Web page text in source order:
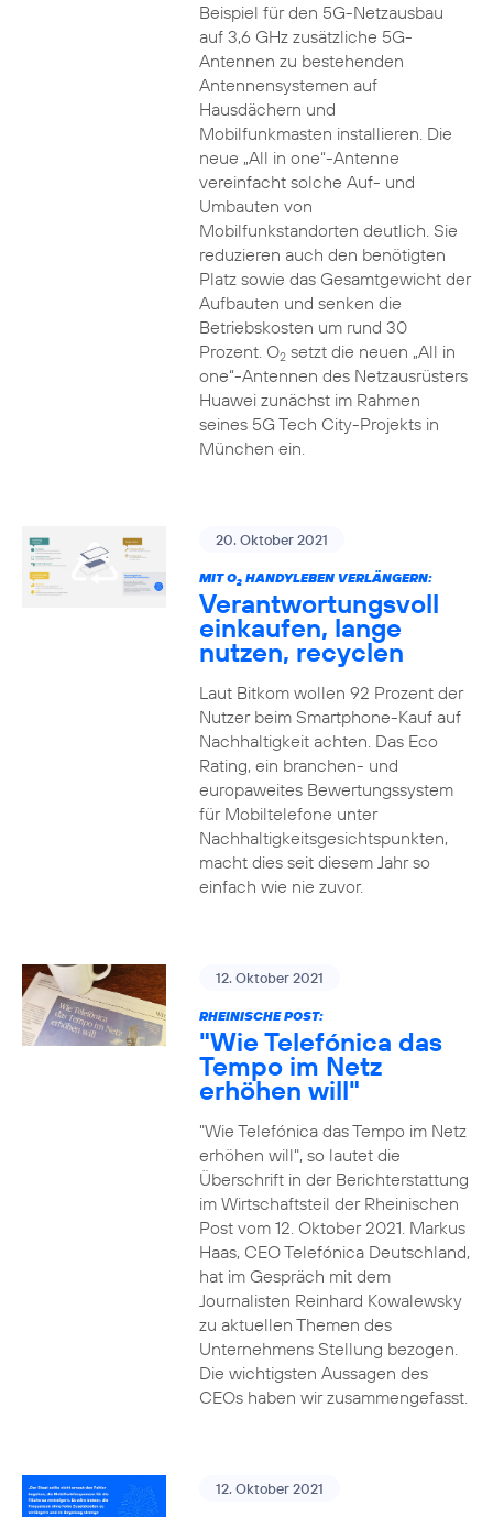
Beispiel für den 5G-Netzausbau
auf 3,6 GHz zusätzliche 5G-
Antennen zu bestehenden
Antennensystemen auf
Hausdächern und
Mobilfunkmasten installieren. Die
neue „All in one“-Antenne
vereinfacht solche Auf- und
Umbauten von
Mobilfunkstandorten deutlich. Sie
reduzieren auch den benötigten
Platz sowie das Gesamtgewicht der
Aufbauten und senken die
Betriebskosten um rund 30
Prozent. O2setzt die neuen „All in
one“-Antennen des Netzausrüsters
Huawei zunächst im Rahmen
seines 5G Tech City-Projekts in
München ein.
20. Oktober 2021
MIT O2HANDYLEBEN VERLÄNGERN:
Verantwortungsvoll
einkaufen, lange
nutzen, recyclen
Laut Bitkom wollen 92 Prozent der
Nutzer beim Smartphone-Kauf auf
Nachhaltigkeit achten. Das Eco
Rating, ein branchen- und
europaweites Bewertungssystem
für Mobiltelefone unter
Nachhaltigkeitsgesichtspunkten,
macht dies seit diesem Jahr so
einfach wie nie zuvor.
12. Oktober 2021
RHEINISCHE POST:
"Wie Telefónica das
Tempo im Netz
erhöhen will"
"Wie Telefónica das Tempo im Netz
erhöhen will", so lautet die
Überschrift in der Berichterstattung
im Wirtschaftsteil der Rheinischen
Post vom 12. Oktober 2021. Markus
Haas, CEO Telefónica Deutschland,
hat im Gespräch mit dem
Journalisten Reinhard Kowalewsky
zu aktuellen Themen des
Unternehmens Stellung bezogen.
Die wichtigsten Aussagen des
CEOs haben wir zusammengefasst.
12. Oktober 2021